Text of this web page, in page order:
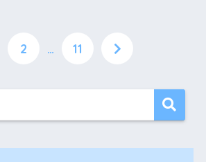
2 … 11